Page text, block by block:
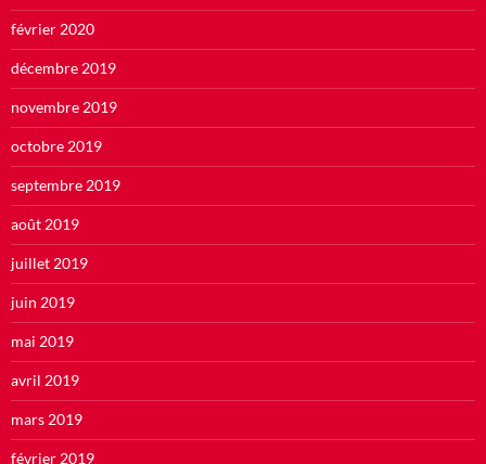
février 2020
décembre 2019
novembre 2019
octobre 2019
septembre 2019
août 2019
juillet 2019
juin 2019
mai 2019
avril 2019
mars 2019
février 2019